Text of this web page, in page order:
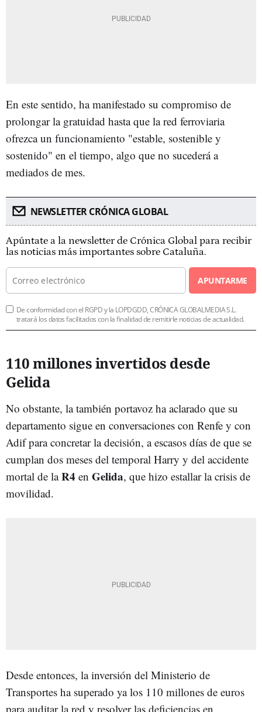
En este sentido, ha manifestado su compromiso de
prolongar la gratuidad hasta que la red ferroviaria
ofrezca un funcionamiento "estable, sostenible y
sostenido" en el tiempo, algo que no sucederá a
mediados de mes.
NEWSLETTER CRÓNICA GLOBAL
Apúntate a la newsletter de Crónica Global para recibir
las noticias más importantes sobre Cataluña.
APUNTARME
De conformidad con el RGPD y la LOPDGDD, CRÓNICA GLOBALMEDIA S.L.
tratará los datos facilitados con la finalidad de remitirle noticias de actualidad.
110 millones invertidos desde
Gelida
No obstante, la también portavoz ha aclarado que su
departamento sigue en conversaciones con Renfe y con
Adif para concretar la decisión, a escasos días de que se
cumplan dos meses del temporal Harry y del accidente
mortal de laR4 en Gelida, que hizo estallar la crisis de
movilidad.
Desde entonces, la inversión del Ministerio de
Transportes ha superado ya los 110 millones de euros
para auditar la red y resolver las deficiencias en